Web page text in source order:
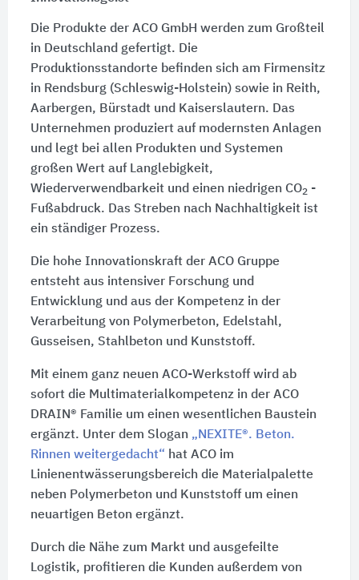
Die Produkte der ACO GmbH werden zum Großteil
in Deutschland gefertigt. Die
Produktionsstandorte befinden sich am Firmensitz
in Rendsburg (Schleswig-Holstein) sowie in Reith,
Aarbergen, Bürstadt und Kaiserslautern. Das
Unternehmen produziert auf modernsten Anlagen
und legt bei allen Produkten und Systemen
großen Wert auf Langlebigkeit,
Wiederverwendbarkeit und einen niedrigen CO2-
Fußabdruck. Das Streben nach Nachhaltigkeit ist
ein ständiger Prozess.
Die hohe Innovationskraft der ACO Gruppe
entsteht aus intensiver Forschung und
Entwicklung und aus der Kompetenz in der
Verarbeitung von Polymerbeton, Edelstahl,
Gusseisen, Stahlbeton und Kunststoff.
Mit einem ganz neuen ACO-Werkstoff wird ab
sofort die Multimaterialkompetenz in der ACO
DRAIN® Familie um einen wesentlichen Baustein
ergänzt. Unter dem Slogan „NEXITE®. Beton.
Rinnen weitergedacht“ hat ACO im
Linienentwässerungsbereich die Materialpalette
neben Polymerbeton und Kunststoff um einen
neuartigen Beton ergänzt.
Durch die Nähe zum Markt und ausgefeilte
Logistik, profitieren die Kunden außerdem von